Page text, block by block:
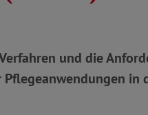
und die
in